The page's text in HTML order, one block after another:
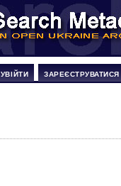
УВІЙТИ ЗАРЕЄСТРУВАТИСЯ